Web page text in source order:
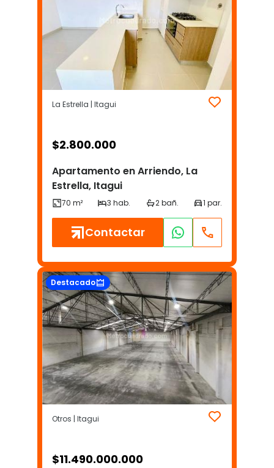
La Estrella | Itagui
$2.800.000
Apartamento en Arriendo, La
Estrella, Itagui
Contactar
Destacado
Otros | Itagui
$11.490.000.000